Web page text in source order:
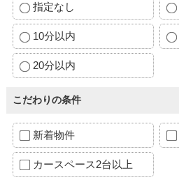
指定なし
10分以内
20分以内
こだわりの条件
新着物件
カースペース2台以上